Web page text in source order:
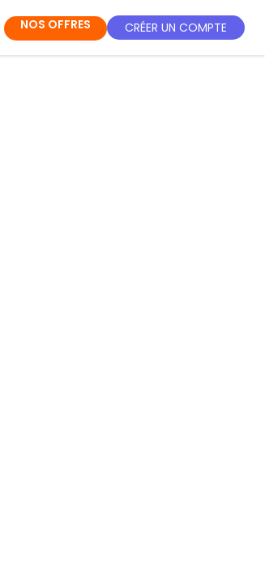
NOS OFFRES CRÉER UN COMPTE